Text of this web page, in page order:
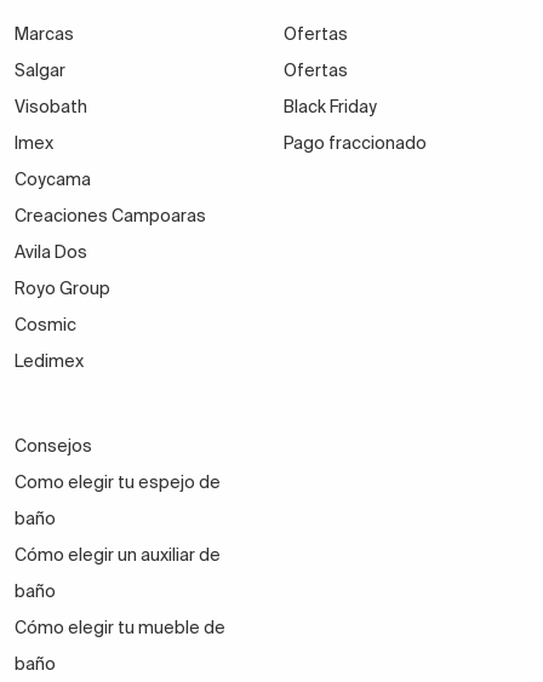
Marcas
Salgar
Visobath
Imex
Coycama
Creaciones Campoaras
Avila Dos
Royo Group
Cosmic
Ledimex
Ofertas
Ofertas
Black Friday
Pago fraccionado
Consejos
Como elegir tu espejo de
baño
Cómo elegir un auxiliar de
baño
Cómo elegir tu mueble de
baño